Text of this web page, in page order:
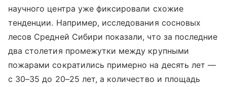
научного центра уже фиксировали схожие
тенденции. Например, исследования сосновых
лесов Средней Сибири показали, что за последние
два столетия промежутки между крупными
пожарами сократились примерно на десять лет —
с 30–35 до 20–25 лет, а количество и площадь